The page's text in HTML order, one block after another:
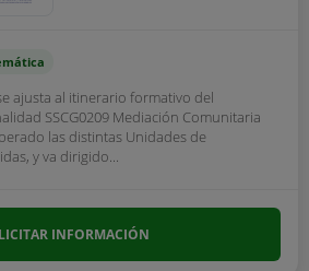
ajusta al itinerario formativo del
SSCG0209 Mediación Comunitaria
las distintas Unidades de
y va dirigido...
INFORMACIÓN